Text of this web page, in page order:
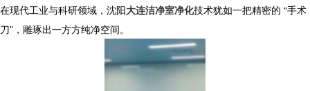
在现代工业与科研领域，沈阳大连洁净室净化技术犹如一把精密的 “手术
刀”，雕琢出一方方纯净空间。